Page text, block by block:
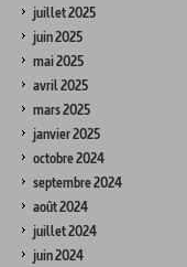
juillet 2025
juin 2025
mai 2025
avril 2025
mars 2025
janvier 2025
octobre 2024
septembre 2024
août 2024
juillet 2024
juin 2024